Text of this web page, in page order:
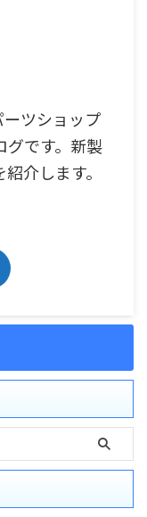
ーツショップ
グです。新製
介します。